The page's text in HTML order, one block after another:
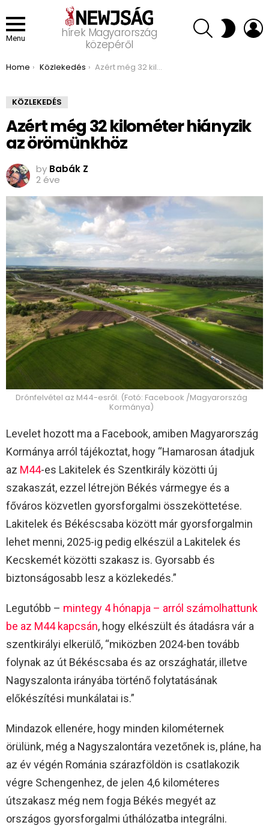
Menu
hírek Magyarország
közepéről
SEARCH SWITCH
SKIN
You are here:
Home Közlekedés Azért még 32 kilométer hiányzik az örömünkhöz
KÖZLEKEDÉS
Azért még 32 kilométer hiányzik
az örömünkhöz
by Babák Z
2 éve
Drónfelvétel az M44-esről. (Fotó: Facebook /Magyarország
Kormánya)
Levelet hozott ma a Facebook, amiben Magyarország
Kormánya arról tájékoztat, hogy “Hamarosan átadjuk
az M44-es Lakitelek és Szentkirály közötti új
szakaszát, ezzel létrejön Békés vármegye és a
főváros közvetlen gyorsforgalmi összeköttetése.
Lakitelek és Békéscsaba között már gyorsforgalmin
lehet menni, 2025-ig pedig elkészül a Lakitelek és
Kecskemét közötti szakasz is. Gyorsabb és
biztonságosabb lesz a közlekedés.”
Legutóbb – mintegy 4 hónapja – arról számolhattunk
be az M44 kapcsán, hogy elkészült és átadásra vár a
szentkirályi elkerülő, “miközben 2024-ben tovább
folynak az út Békéscsaba és az országhatár, illetve
Nagyszalonta irányába történő folytatásának
előkészítési munkálatai is.”
Mindazok ellenére, hogy minden kilométernek
örülünk, még a Nagyszalontára vezetőnek is, pláne, ha
az év végén Románia szárazföldön is csatlakozik
végre Schengenhez, de jelen 4,6 kilométeres
útszakasz még nem fogja Békés megyét az
országos gyorsforgalmi úthálózatba integrálni.